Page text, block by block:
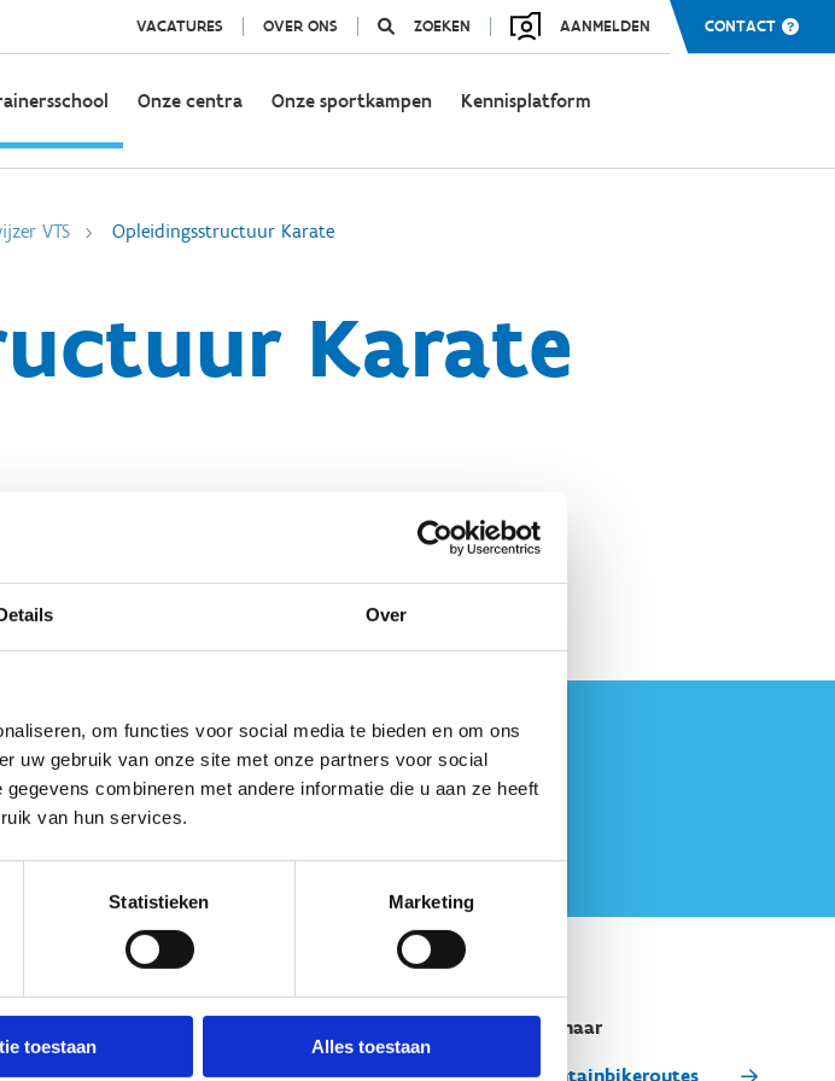
Over
om functies voor social media te bieden en om ons
uw gebruik van onze site met onze partners voor social
combineren met andere informatie die u aan ze heeft
van hun services.
Statistieken Marketing
toestaan Alles toestaan
VACATURES OVER ONS ZOEKEN AANMELDEN CONTACT
Onze centra Onze sportkampen Kennisplatform
VTS Opleidingsstructuur Karate
Karate
Wij ondersteunen
Lokale besturen
Snel naar
Mountainbikeroutes